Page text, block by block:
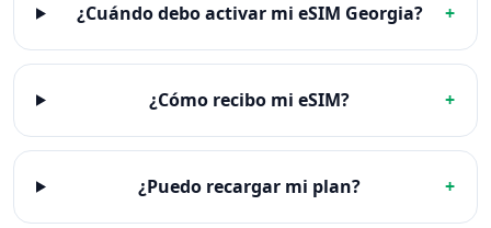
¿Cuándo debo activar mi eSIM Georgia? +
¿Cómo recibo mi eSIM? +
¿Puedo recargar mi plan? +